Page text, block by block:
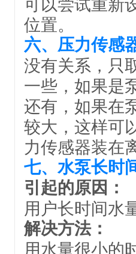
位置。
六、压力传感
没有关系，只
一些，如果是
还有，如果在
较大，这样可
力传感器装在
七、水泵长时
引起的原因：
用户长时间水
解决方法：
用水量很小的